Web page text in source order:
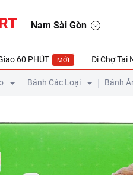
Nam Sài Gòn
60 PHÚT MỚI Đi Chợ Tại
Bánh Các Loại Bánh